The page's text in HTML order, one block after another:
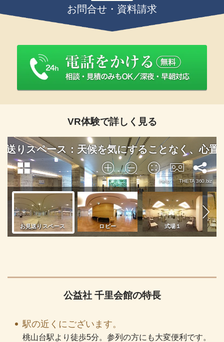
お問合せ・資料請求
VR体験で詳しく見る
公益社 千里会館の特長
駅の近くにございます。
桃山台駅より徒歩5分。参列の方にも大変便利です。